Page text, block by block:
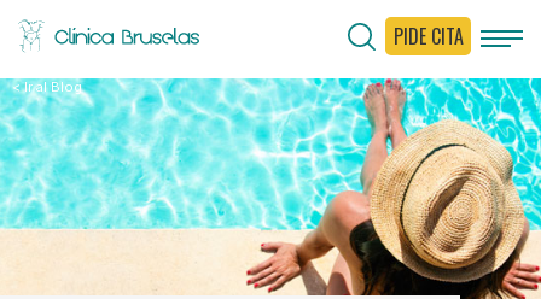
PIDE CITA
< Ir al Blog